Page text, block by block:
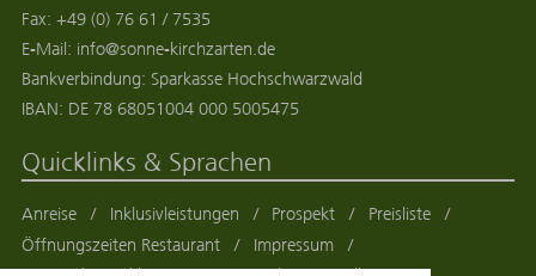
Fax:+49 (0) 76 61 / 7535
E-Mail: info@sonne-kirchzarten.de
Bankverbindung: Sparkasse Hochschwarzwald
IBAN: DE 78 68051004 000 5005475
Quicklinks & Sprachen
Anreise Inklusivleistungen Prospekt
Preisliste
Öffnungszeiten Restaurant
Impressum